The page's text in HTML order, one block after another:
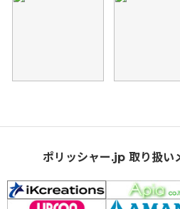
ポリッシャー.jp 取り扱い